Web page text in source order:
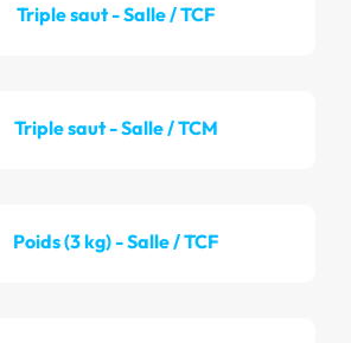
Triple saut - Salle / TCF
Triple saut - Salle / TCM
Poids (3 kg) - Salle / TCF